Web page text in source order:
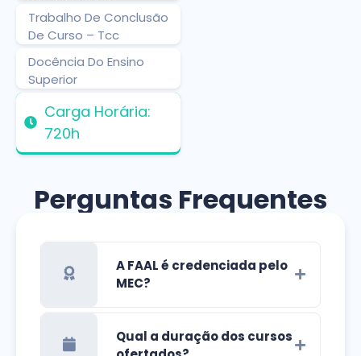
Trabalho De Conclusão
De Curso – Tcc
Docência Do Ensino
Superior
Carga Horária:
720h
Perguntas Frequentes
A FAAL é credenciada pelo
MEC?
Qual a duração dos cursos